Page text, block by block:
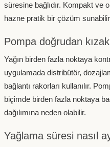
süresine bağlıdır. Kompakt ve
hazne pratik bir çözüm
Pompa doğrudan
Yağın birden fazla noktaya
uygulamada distribütör,
bağlantı rakorları kullanılır.
biçimde birden fazla noktaya
dağılımına neden olabilir.
Yağlama süresi nasıl